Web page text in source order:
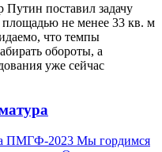
поставил задачу
не менее 33 кв. м
что темпы
обороты, а
уже сейчас